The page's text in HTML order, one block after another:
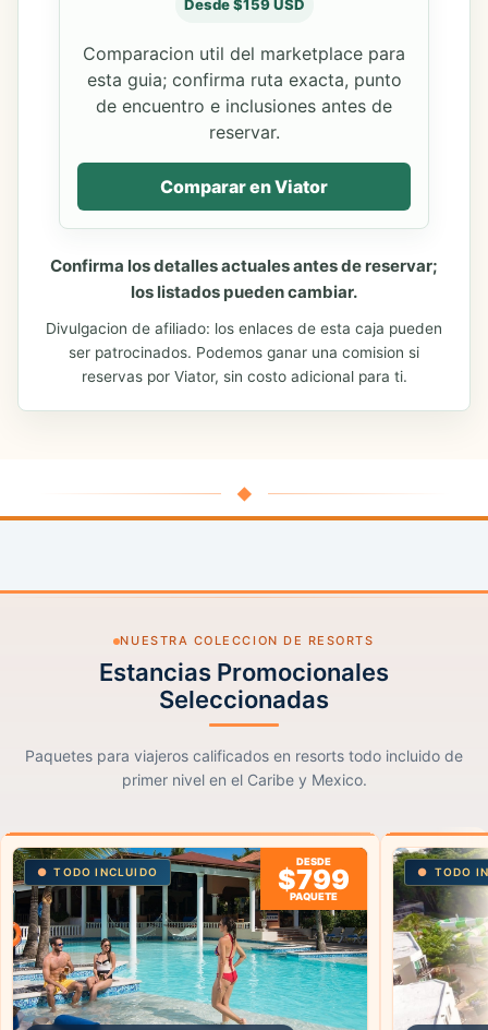
Desde $159 USD
Comparacion util del marketplace para
esta guia; confirma ruta exacta, punto
de encuentro e inclusiones antes de
reservar.
Comparar en Viator
Confirma los detalles actuales antes de reservar;
los listados pueden cambiar.
Divulgacion de afiliado: los enlaces de esta caja pueden
ser patrocinados. Podemos ganar una comision si
reservas por Viator, sin costo adicional para ti.
◆
NUESTRA COLECCION DE RESORTS
Estancias Promocionales
Seleccionadas
Paquetes para viajeros calificados en resorts todo incluido de
primer nivel en el Caribe y Mexico.
TODO INCLUIDO
DESDE
$799
PAQUETE
TODO